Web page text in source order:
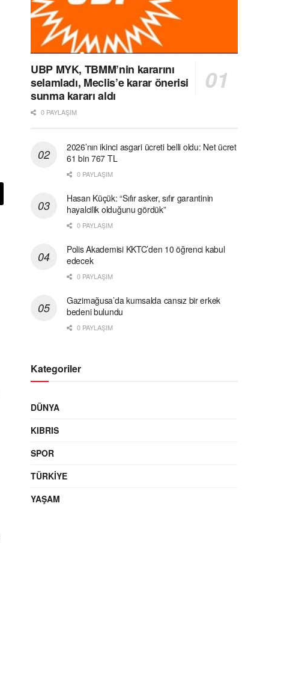
UBP MYK, TBMM’nin kararını
selamladı, Meclis’e karar önerisi
sunma kararı aldı
0 PAYLAŞIM
2026’nın ikinci asgari ücreti belli oldu: Net ücret
61 bin 767 TL
0 PAYLAŞIM
Hasan Küçük: “Sıfır asker, sıfır garantinin
hayalcilik olduğunu gördük”
0 PAYLAŞIM
Polis Akademisi KKTC’den 10 öğrenci kabul
edecek
0 PAYLAŞIM
Gazimağusa’da kumsalda cansız bir erkek
bedeni bulundu
0 PAYLAŞIM
Kategoriler
DÜNYA
KIBRIS
SPOR
TÜRKIYE
YAŞAM